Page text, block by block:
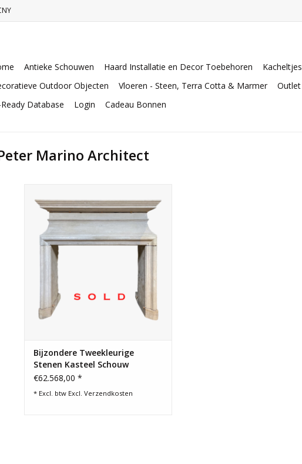
Antieke Schouwen Haard Installatie en Decor Toebehoren Kacheltjes
Outdoor Objecten
Vloeren - Steen, Terra Cotta & Marmer Outlet
Database
Login Cadeau Bonnen
Marino Architect
voor een exclusief interieur. Klaar voor
grootse haard vuren.
Bijzondere Tweekleurige
Stenen Kasteel Schouw
€62.568,00 *
* Excl. btw Excl. Verzendkosten